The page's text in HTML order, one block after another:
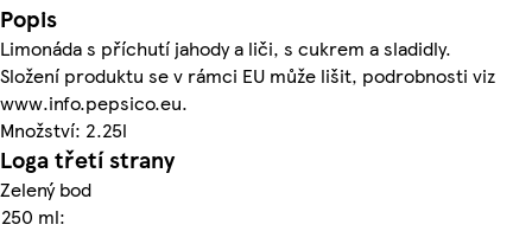
Popis
Limonáda s příchutí jahody a liči, s cukrem a sladidly.
Složení produktu se v rámci EU může lišit, podrobnosti viz
www.info.pepsico.eu.
Množství: 2.25l
Loga třetí strany
Zelený bod
250 ml: